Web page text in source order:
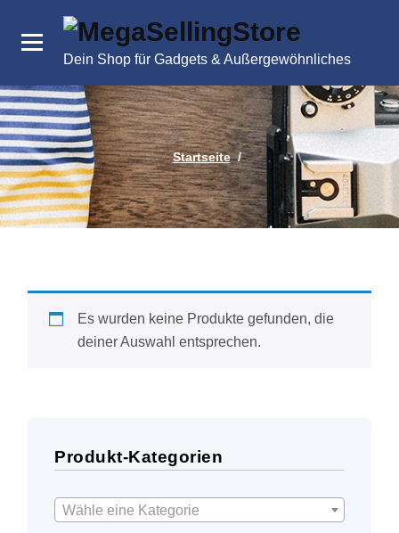
Inhalt
Dein Shop für Gadgets & Außergewöhnliches
Startseite/
Es wurden keine Produkte gefunden, die
deiner Auswahl entsprechen.
Produkt-Kategorien
Wähle eine Kategorie